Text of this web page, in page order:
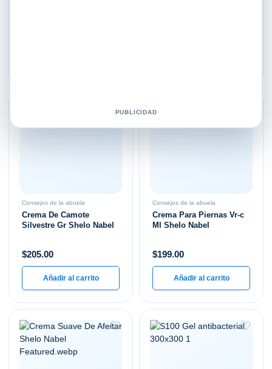
♡
Consejos de la abuela
Crema De Camote
Silvestre Gr Shelo Nabel
$205.00
Añadir al carrito
Consejos de la abuela
Crema Para Piernas Vr-c
Ml Shelo Nabel
$199.00
Añadir al carrito
♡ ♡
PUBLICIDAD